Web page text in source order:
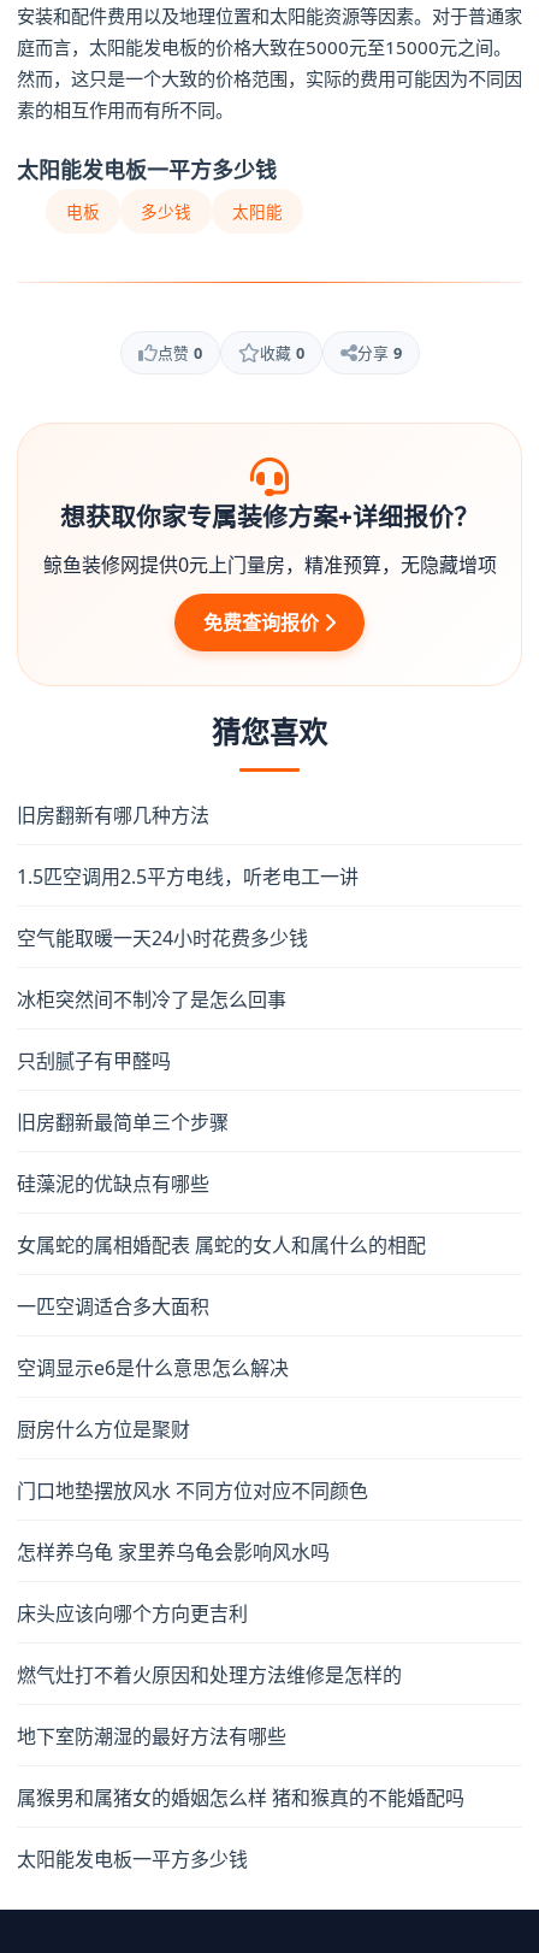
安装和配件费用以及地理位置和太阳能资源等因素。对于普通家
庭而言，太阳能发电板的价格大致在5000元至15000元之间。
然而，这只是一个大致的价格范围，实际的费用可能因为不同因
素的相互作用而有所不同。
太阳能发电板一平方多少钱
电板 多少钱 太阳能
点赞 0 收藏 0 分享 9
想获取你家专属装修方案+详细报价？
鲸鱼装修网提供0元上门量房，精准预算，无隐藏增项
免费查询报价
猜您喜欢
旧房翻新有哪几种方法
1.5匹空调用2.5平方电线，听老电工一讲
空气能取暖一天24小时花费多少钱
冰柜突然间不制冷了是怎么回事
只刮腻子有甲醛吗
旧房翻新最简单三个步骤
硅藻泥的优缺点有哪些
女属蛇的属相婚配表 属蛇的女人和属什么的相配
一匹空调适合多大面积
空调显示e6是什么意思怎么解决
厨房什么方位是聚财
门口地垫摆放风水 不同方位对应不同颜色
怎样养乌龟 家里养乌龟会影响风水吗
床头应该向哪个方向更吉利
燃气灶打不着火原因和处理方法维修是怎样的
地下室防潮湿的最好方法有哪些
属猴男和属猪女的婚姻怎么样 猪和猴真的不能婚配吗
太阳能发电板一平方多少钱